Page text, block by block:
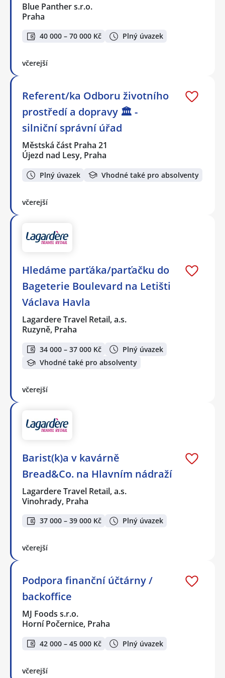
Blue Panther s.r.o.
Praha
40 000 – 70 000 Kč Plný úvazek
včerejší
Referent/ka Odboru životního
prostředí a dopravy 🏛️ -
silniční správní úřad
Městská část Praha 21
Újezd nad Lesy, Praha
Plný úvazek Vhodné také pro absolventy
včerejší
Hledáme parťáka/parťačku do
Bageterie Boulevard na Letišti
Václava Havla
Lagardere Travel Retail, a.s.
Ruzyně, Praha
34 000 – 37 000 Kč
Plný úvazek
Vhodné také pro absolventy
včerejší
Barist(k)a v kavárně
Bread&Co. na Hlavním nádraží
Lagardere Travel Retail, a.s.
Vinohrady, Praha
37 000 – 39 000 Kč Plný úvazek
včerejší
Podpora finanční účtárny /
backoffice
MJ Foods s.r.o.
Horní Počernice, Praha
42 000 – 45 000 Kč Plný úvazek
včerejší